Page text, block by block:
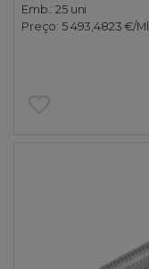
Emb.:25 uni
Preço: 5 493,4823 €/Ml